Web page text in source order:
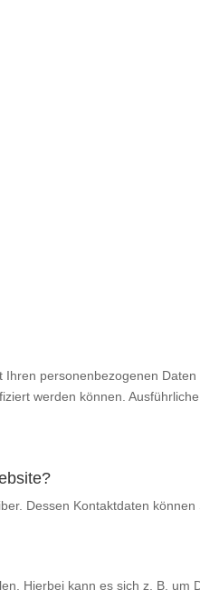
personenbezogenen
werden können.
Dessen Kontaktdaten können
Hierbei kann es sich z. B. um